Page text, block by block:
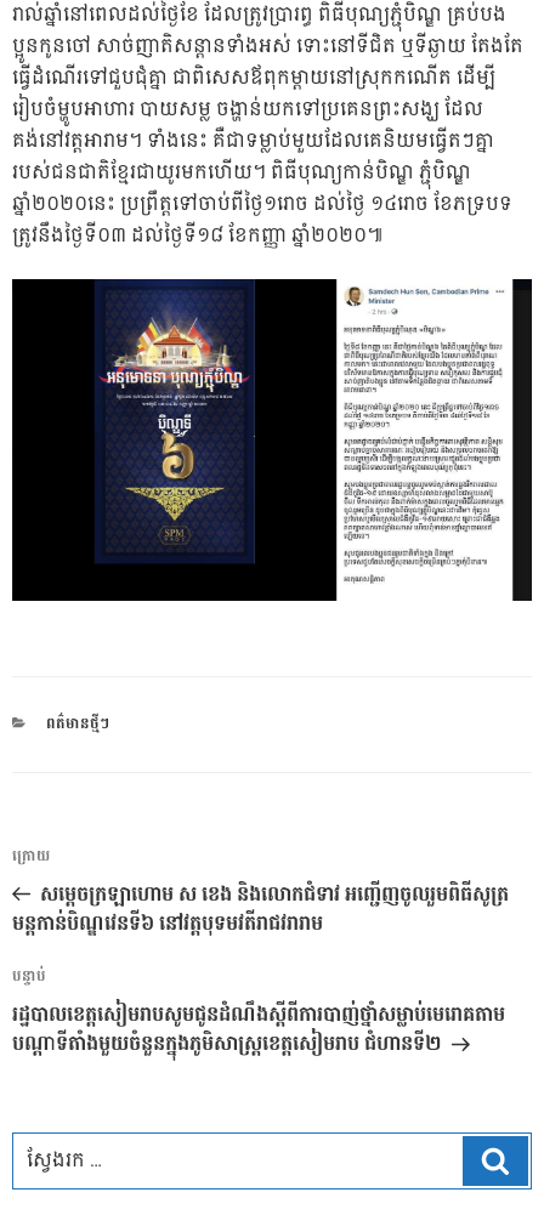
រាល់ឆ្នាំនៅពេលដល់ថ្ងៃខែ ដែលត្រូវប្រារព្ធ ពិធីបុណ្យភ្ជុំបិណ្ឌ គ្រប់បង
ប្អូនកូនចៅ សាច់ញាតិសន្ដានទាំងអស់ ទោះនៅទីជិត ឬទីឆ្ងាយ តែងតែ
ធ្វើដំណើរទៅជួបជុំគ្នា ជាពិសេសឪពុកម្ដាយនៅស្រុកកណើត ដើម្បី
រៀបចំម្ហូបអាហារ បាយសម្ល ចង្ហាន់យកទៅប្រគេនព្រះសង្ឃ ដែល
គង់នៅវត្តអារាម។ ទាំងនេះ គឺជាទម្លាប់មួយដែលគេនិយមធ្វើតៗគ្នា
របស់ជនជាតិខ្មែរជាយូរមកហើយ។ ពិធីបុណ្យកាន់បិណ្ឌ ភ្ជុំបិណ្ឌ
ឆ្នាំ២០២០នេះ ប្រព្រឹត្តទៅចាប់ពីថ្ងៃ១រោច ដល់ថ្ងៃ ១៤រោច ខែភទ្របទ
ត្រូវនឹងថ្ងៃទី០៣ ដល់ថ្ងៃទី១៨ ខែកញ្ញា ឆ្នាំ២០២០៕
CATEGORIES
ពត៌មានថ្មីៗ
ការ​
នាំទិស​
ប្រកាស
អត្ថបទ
មុន
ក្រោយ
សម្ដេចក្រឡាហោម ស ខេង និងលោកជំទាវ អញ្ជើញចូលរួមពិធីសូត្រ
មន្តកាន់បិណ្ឌវេនទី៦ នៅវត្តបុទមវតីរាជវរារាម
អត្ថបទ
បន្ទាប់
បន្ទាប់
រដ្ឋបាលខេត្តសៀមរាបសូមជូនដំណឹងស្តីពីការបាញ់ថ្នាំសម្លាប់មេរោគតាម
បណ្ដាទីតាំងមួយចំនួនក្នុងភូមិសាស្រ្តខេត្តសៀមរាប ជំហានទី២